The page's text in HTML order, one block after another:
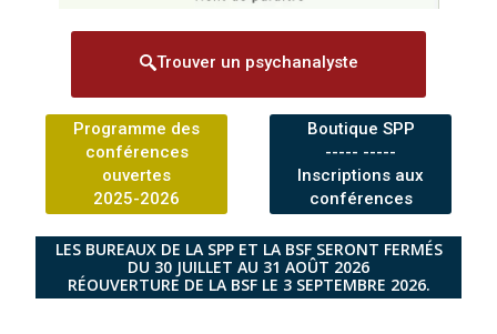
Trouver un psychanalyste
Programme des
conférences
ouvertes
2025-2026
Boutique SPP
----- -----
Inscriptions aux
conférences
LES BUREAUX DE LA SPP ET LA BSF SERONT FERMÉS
DU 30 JUILLET AU 31 AOÛT 2026
RÉOUVERTURE DE LA BSF LE 3 SEPTEMBRE 2026.